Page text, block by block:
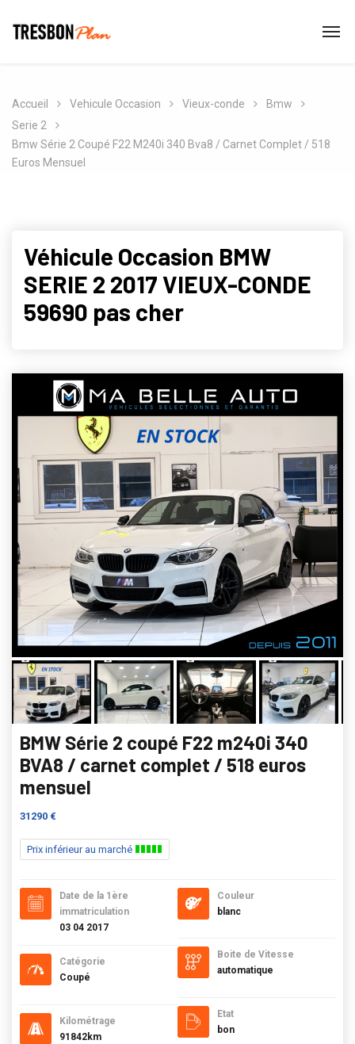
Accueil Vehicule Occasion Vieux-conde
Bmw
Serie 2
Bmw Série 2 Coupé F22 M240i 340 Bva8 / Carnet Complet / 518
Euros Mensuel
Véhicule Occasion BMW
SERIE 2 2017 VIEUX-CONDE
59690 pas cher
BMW Série 2 coupé F22 m240i 340
BVA8 / carnet complet / 518 euros
mensuel
31290 €
Prix inférieur au marché
Date de la 1ère
immatriculation
03 04 2017
Catégorie
Coupé
Kilométrage
91842km
Couleur
blanc
Boite de Vitesse
automatique
Etat
bon